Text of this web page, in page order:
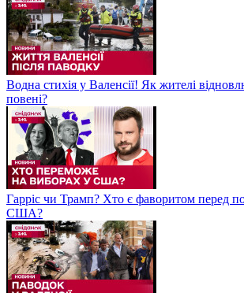
Водна стихія у Валенсії! Як жителі
повені?
Гарріс чи Трамп? Хто є фаворитом перед
США?